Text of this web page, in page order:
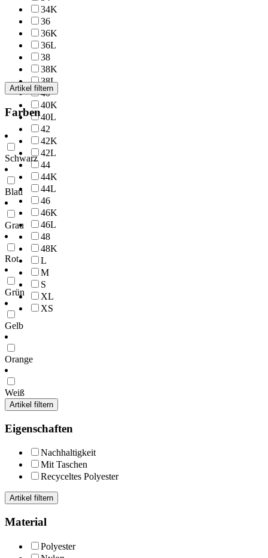
34K
36
36K
36L
38
38K
38L
40
40K
40L
42
42K
42L
44
44K
44L
46
46K
46L
48
48K
L
M
S
XL
XS
Artikel filtern
Farben
Schwarz
Blau
Grau
Rot
Grün
Gelb
Orange
Weiß
Artikel filtern
Eigenschaften
Nachhaltigkeit
Mit Taschen
Recyceltes Polyester
Artikel filtern
Material
Polyester